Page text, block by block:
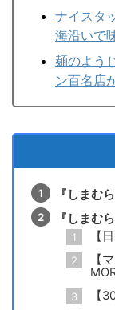
ナイスタ
海沿いで
麺のよう
ン百名店
『しまむ
『しまむ
【
【
【